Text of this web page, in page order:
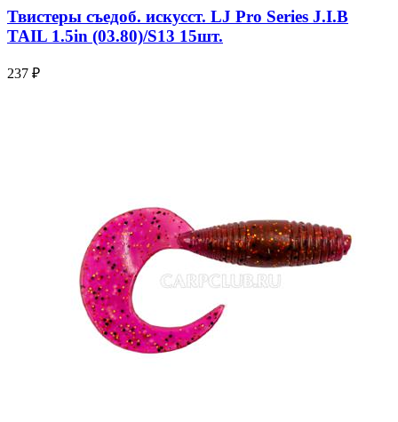
Твистеры съедоб. искусст. LJ Pro Series J.I.B
TAIL 1.5in (03.80)/S13 15шт.
237 ₽